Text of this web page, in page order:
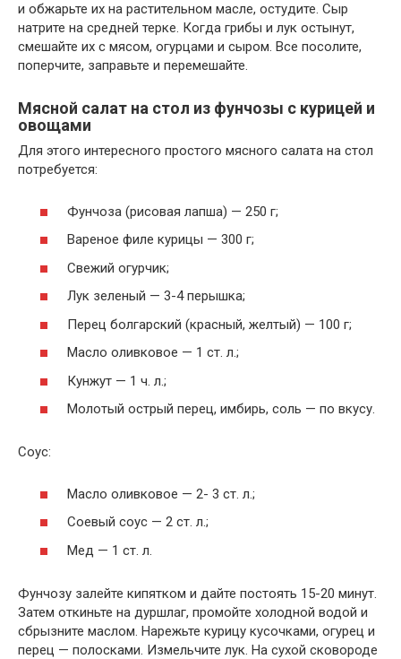
и обжарьте их на растительном масле, остудите. Сыр
натрите на средней терке. Когда грибы и лук остынут,
смешайте их с мясом, огурцами и сыром. Все посолите,
поперчите, заправьте и перемешайте.
Мясной салат на стол из фунчозы с курицей и
овощами
Для этого интересного простого мясного салата на стол
потребуется:
Фунчоза (рисовая лапша) — 250 г;
Вареное филе курицы — 300 г;
Свежий огурчик;
Лук зеленый — 3-4 перышка;
Перец болгарский (красный, желтый) — 100 г;
Масло оливковое — 1 ст. л.;
Кунжут — 1 ч. л.;
Молотый острый перец, имбирь, соль — по вкусу.
Соус:
Масло оливковое — 2- 3 ст. л.;
Соевый соус — 2 ст. л.;
Мед — 1 ст. л.
Фунчозу залейте кипятком и дайте постоять 15-20 минут.
Затем откиньте на дуршлаг, промойте холодной водой и
сбрызните маслом. Нарежьте курицу кусочками, огурец и
перец — полосками. Измельчите лук. На сухой сковороде